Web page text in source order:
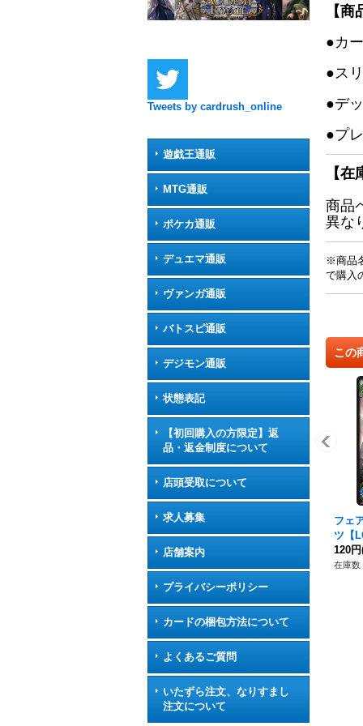
Tweets by cardrush_online
遊戯王通販
MTG通販
ポケカ通販
デュエマ通販
ヴァンガ通販
バトスピ通販
デジモン通販
状態表記
【初回購入の方限定】返
品・返金制度について
店頭受取について
求人募集
店舗案内
プライバシーポリシー
カードの梱包方法について
よくあるご質問
いたずら注文、なりすまし
注文について
【
●カ
●ス
●デ
●プ
【
商品
異な
※商品
で購入
この
フェ
ツ【
フ》
120円
在庫数